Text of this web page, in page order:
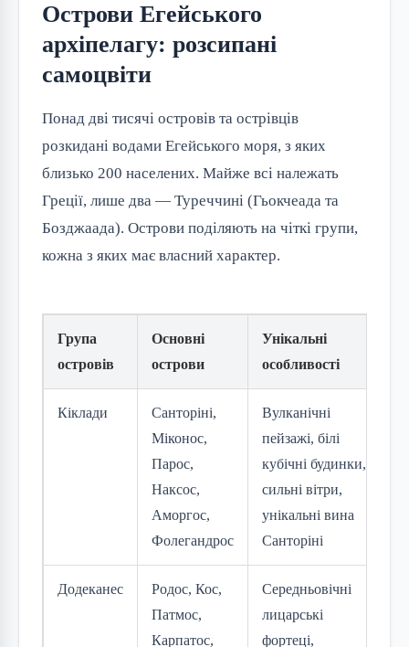
Острови Егейського
архіпелагу: розсипані
самоцвіти
Понад дві тисячі островів та острівців
розкидані водами Егейського моря, з яких
близько 200 населених. Майже всі належать
Греції, лише два — Туреччині (Гьокчеада та
Бозджаада). Острови поділяють на чіткі групи,
кожна з яких має власний характер.
Група
островів
Основні
острови
Унікальні
особливості
Кіклади
Санторіні,
Міконос,
Парос,
Наксос,
Аморгос,
Фолегандрос
Вулканічні
пейзажі, білі
кубічні будинки,
сильні вітри,
унікальні вина
Санторіні
Додеканес
Родос, Кос,
Патмос,
Карпатос,
Середньовічні
лицарські
фортеці,